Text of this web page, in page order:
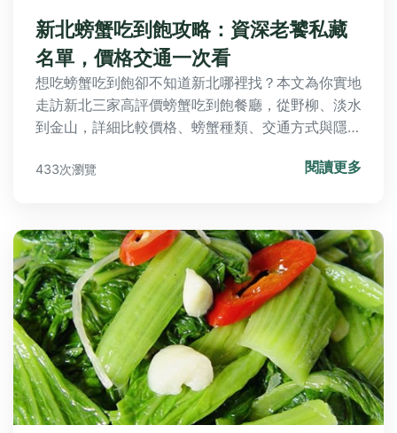
新北螃蟹吃到飽攻略：資深老饕私藏
名單，價格交通一次看
想吃螃蟹吃到飽卻不知道新北哪裡找？本文為你實地
走訪新北三家高評價螃蟹吃到飽餐廳，從野柳、淡水
到金山，詳細比較價格、螃蟹種類、交通方式與隱藏
433次瀏覽 閱讀更多